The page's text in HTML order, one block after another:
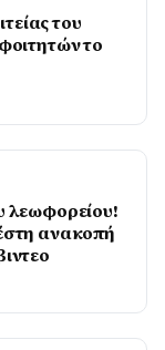
του
το
λεωφορείου!
ανακοπή